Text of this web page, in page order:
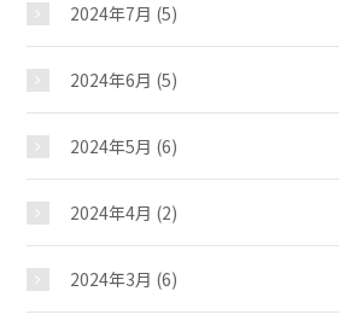
じどうかんだより
イベント
スケジュール
施設紹介
2024年7月 (5)
2024年6月 (5)
2024年5月 (6)
2024年4月 (2)
2024年3月 (6)